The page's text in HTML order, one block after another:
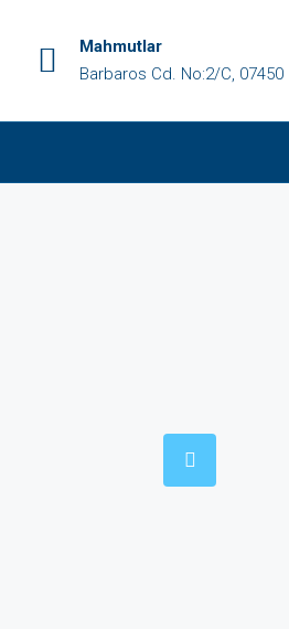
Mahmutlar
Barbaros Cd. No:2/C, 07450